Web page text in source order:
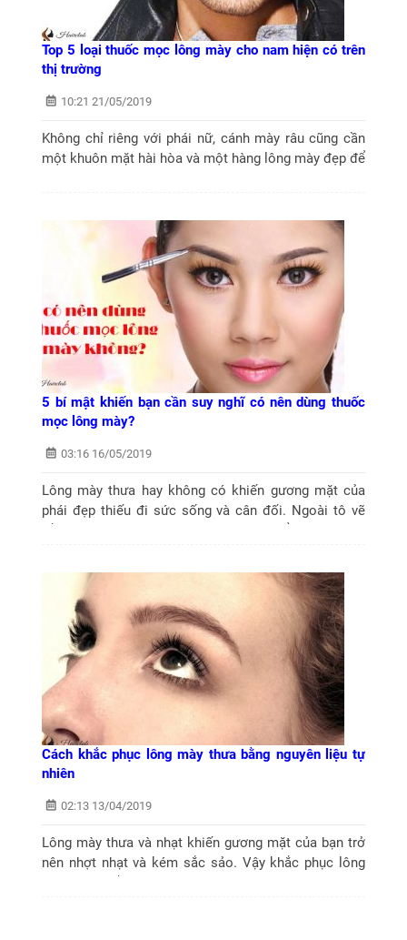
Top 5 loại thuốc mọc lông mày cho nam hiện có trên
thị trường
10:21 21/05/2019
Không chỉ riêng với phái nữ, cánh mày râu cũng cần
một khuôn mặt hài hòa và một hàng lông mày đẹp để
5 bí mật khiến bạn cần suy nghĩ có nên dùng thuốc
mọc lông mày?
03:16 16/05/2019
Lông mày thưa hay không có khiến gương mặt của
phái đẹp thiếu đi sức sống và cân đối. Ngoài tô vẽ
Cách khắc phục lông mày thưa bằng nguyên liệu tự
nhiên
02:13 13/04/2019
Lông mày thưa và nhạt khiến gương mặt của bạn trở
nên nhợt nhạt và kém sắc sảo. Vậy khắc phục lông